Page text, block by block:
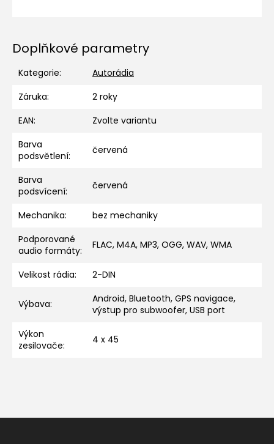
Doplňkové parametry
Kategorie:
Autorádia
Záruka:
2 roky
EAN:
Zvolte variantu
Barva
podsvětlení: červená
Barva
podsvícení: červená
Mechanika:
bez mechaniky
Podporované
audio formáty: FLAC, M4A, MP3, OGG, WAV, WMA
Velikost rádia: 2-DIN
Výbava:
Android, Bluetooth, GPS navigace,
výstup pro subwoofer, USB port
Výkon
zesilovače: 4 x 45